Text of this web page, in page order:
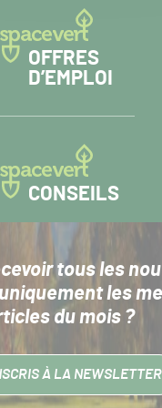
OFFRES
D’EMPLOI
CONSEILS
tous les
les
du mois ?
À LA NEWSLETTER